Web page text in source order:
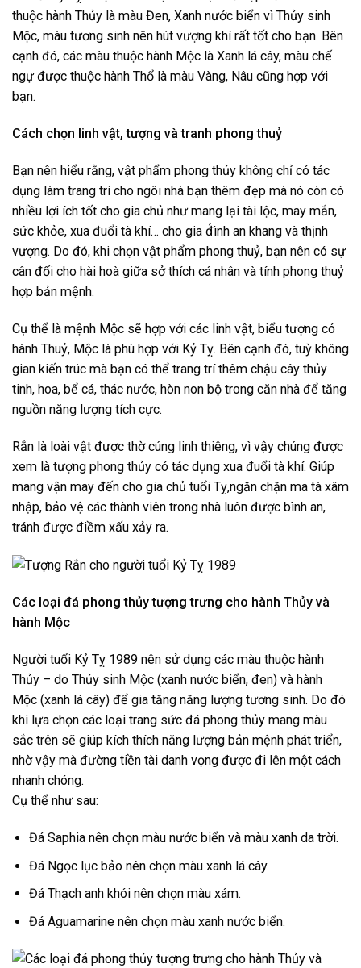
thuộc hành Thủy là màu Đen, Xanh nước biển vì Thủy sinh
Mộc, màu tương sinh nên hút vượng khí rất tốt cho bạn. Bên
cạnh đó, các màu thuộc hành Mộc là Xanh lá cây, màu chế
ngự được thuộc hành Thổ là màu Vàng, Nâu cũng hợp với
bạn.
Cách chọn linh vật, tượng và tranh phong thuỷ
Bạn nên hiểu rằng, vật phẩm phong thủy không chỉ có tác
dụng làm trang trí cho ngôi nhà bạn thêm đẹp mà nó còn có
nhiều lợi ích tốt cho gia chủ như mang lại tài lộc, may mắn,
sức khỏe, xua đuổi tà khí… cho gia đ́ình an khang và thịnh
vượng. Do đó, khi chọn vật phẩm phong thuỷ, bạn nên có sự
cân đối cho hài hoà giữa sở thích cá nhân và tính phong thuỷ
hợp bản mệnh.
Cụ thể là mệnh Mộc sẽ hợp với các linh vật, biểu tượng có
hành Thuỷ, Mộc là phù hợp với Kỷ Tỵ. Bên cạnh đó, tuỳ không
gian kiến trúc mà bạn có thể trang trí thêm chậu cây thủy
tinh, hoa, bể cá, thác nước, hòn non bộ trong căn nhà để tăng
nguồn năng lượng tích cực.
Rắn là loài vật được thờ cúng linh thiêng, vì vậy chúng được
xem là tượng phong thủy có tác dụng xua đuổi tà khí. Giúp
mang vận may đến cho gia chủ tuổi Tỵ,ngăn chặn ma tà xâm
nhập, bảo vệ các thành viên trong nhà luôn được bình an,
tránh được điềm xấu xảy ra.
Các loại đá phong thủy tượng trưng cho hành Thủy và
hành Mộc
Người tuổi Kỷ Tỵ 1989 nên sử dụng các màu thuộc hành
Thủy – do Thủy sinh Mộc (xanh nước biển, đen) và hành
Mộc (xanh lá cây) để gia tăng năng lượng tương sinh. Do đó
khi lựa chọn các loại trang sức đá phong thủy mang màu
sắc trên sẽ giúp kích thích năng lượng bản mệnh phát triển,
nhờ vậy mà đường tiền tài danh vọng được đi lên một cách
nhanh chóng.
Cụ thể như sau:
Đá Saphia nên chọn màu nước biển và màu xanh da trời.
Đá Ngọc lục bảo nên chọn màu xanh lá cây.
Đá Thạch anh khói nên chọn màu xám.
Đá Aguamarine nên chọn màu xanh nước biển.